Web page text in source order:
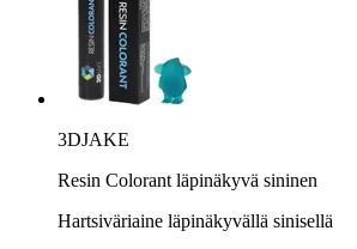
3DJAKE
Resin Colorant läpinäkyvä sininen
Hartsiväriaine läpinäkyvällä sinisellä